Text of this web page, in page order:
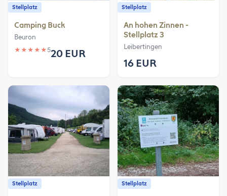
Stellplatz
Camping Buck
Beuron
★ ★ ★ ★ ★520 EUR
Stellplatz
An hohen Zinnen -
Stellplatz 3
Leibertingen
16 EUR
Stellplatz Stellplatz